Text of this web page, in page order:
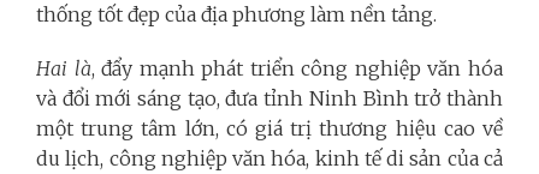
thống tốt đẹp của địa phương làm nền tảng.
Hai là, đẩy mạnh phát triển công nghiệp văn hóa
và đổi mới sáng tạo, đưa tỉnh Ninh Bình trở thành
một trung tâm lớn, có giá trị thương hiệu cao về
du lịch, công nghiệp văn hóa, kinh tế di sản của cả